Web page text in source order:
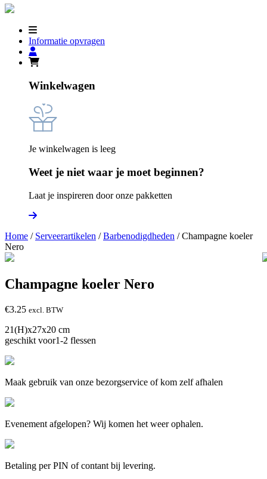
Informatie opvragen
Winkelwagen
Je winkelwagen is leeg
Weet je niet waar je moet beginnen?
Laat je inspireren door onze pakketten
Home / Serveerartikelen /Barbenodigdheden / Champagne koeler
Nero
Champagne koeler Nero
€3.25 excl. BTW
21(H)x27x20 cm
geschikt voor1-2 flessen
Maak gebruik van onze bezorgservice of kom zelf afhalen
Evenement afgelopen? Wij komen het weer ophalen.
Betaling per PIN of contant bij levering.